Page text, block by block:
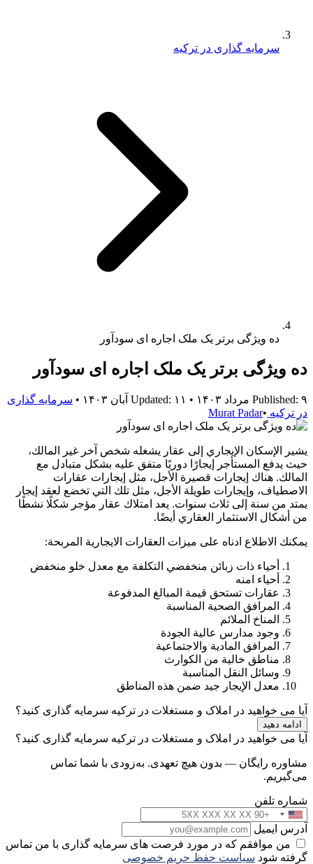
سرمایه گذاری در ترکیه
ده ویژگی برتر یک ملک اجاره ای سودآور
ده ویژگی برتر یک ملک اجاره ای سودآور
Published: ۹ مرداد ۱۴۰۳ • Updated: ۱۱ آبان ۱۴۰۳ • سرمایه گذاری
در ترکیه •
Murat Padar
يشير الإسكان الإيجاري إلى عقار يشغله شخص آخر غير المالك،
حيث يدفع المستأجر إيجارًا دوريًا متفق عليه بشكل متبادل مع
المالك. هناك إيجارات قصيرة الأجل، مثل إيجارات عقارات
الاصطياف، وإيجارات طويلة الأجل، مثل تلك التي تخضع لعقد إيجار
يمتد من سنة إلى ثلاث سنوات. يعد امتلاك عقار مؤجر شكلًا نشطًا
من أشكال الاستثمار العقاري أيضًا.
يمكنك الاطلاع ادناه على ميزات العقارات الايجارية المربحة:
أحياء ذات زبائن منخفضي التكلفة مع معدل خلو منخفض
أحياء امنه
عقارات تستحق قيمة المبالغ المدفوعة
المرافق الصحية المناسبة
المناخ الملائم
وجود مدارس عالية الجودة
المرافق المادية والاجتماعية
مناطق خالية من الكوارث
وسائل النقل المناسبة
معدل الإيجار جيد ضمن هذه المناطق
آیا می خواهید در املاک و مستغلات در ترکیه سرمایه گذاری کنید؟
ادامه دهید
آیا می خواهید در املاک و مستغلات در ترکیه سرمایه گذاری کنید؟
مشاوره رایگان — بدون هیچ تعهدی. به‌زودی با شما تماس
می‌گیریم.
شماره تلفن
آدرس ایمیل
من موافقم که در مورد فرصت های سرمایه گذاری با من تماس
گرفته شود سیاست حفظ حریم خصوصی